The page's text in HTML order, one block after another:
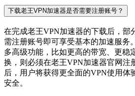
下载老王VPN加速器是否需要注册账号？
在完成老王VPN加速器的下载后，部
需注册账号即可享受基本的加速服务
多高级功能，比如更高的带宽、更稳
换，则必须在老王VPN加速器官网注
后，用户将获得更全面的VPN使用体
安全。